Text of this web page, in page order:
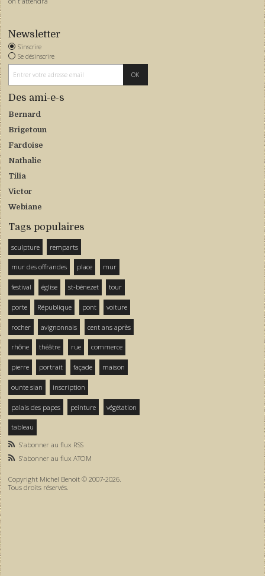
Newsletter
S'inscrire
Se désinscrire
Des ami-e-s
Bernard
Brigetoun
Fardoise
Nathalie
Tilia
Victor
Webiane
Tags populaires
sculpture remparts
mur des offrandes place mur
festival église st-bénezet tour
porte République pont voiture
rocher avignonnais cent ans après
rhône théâtre rue commerce
pierre portrait façade maison
ounte sian inscription
palais des papes peinture végétation
tableau
S'abonner au flux RSS
S'abonner au flux ATOM
Copyright Michel Benoit © 2007-2026.
Tous droits réservés.